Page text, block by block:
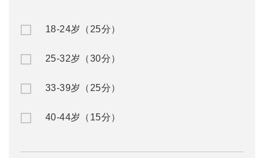
18-24岁（25分）
25-32岁（30分）
33-39岁（25分）
40-44岁（15分）